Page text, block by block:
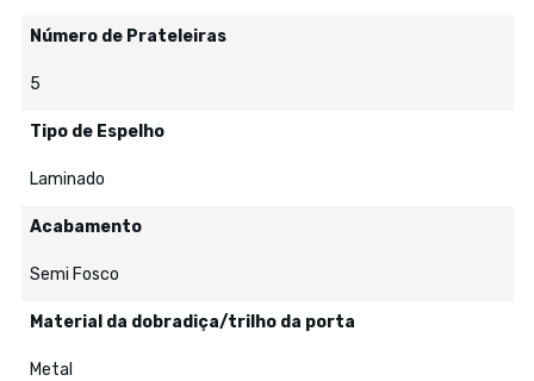
Número de Prateleiras
5
Tipo de Espelho
Laminado
Acabamento
Semi Fosco
Material da dobradiça/trilho da porta
Metal